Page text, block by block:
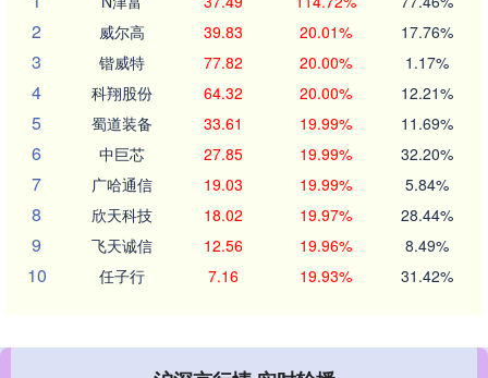
2 威尔高 39.83 20.01% 17.76%
3 锴威特 77.82 20.00% 1.17%
4 科翔股份 64.32 20.00% 12.21%
5 蜀道装备 33.61 19.99% 11.69%
6 中巨芯 27.85 19.99% 32.20%
7 广哈通信 19.03 19.99% 5.84%
8 欣天科技 18.02 19.97% 28.44%
9 飞天诚信 12.56 19.96% 8.49%
10 任子行 7.16 19.93% 31.42%